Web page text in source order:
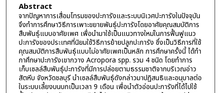
Abstract
จากปัญหาการเสื่อมโทรมของปะการังและระบบนิเวศปะการังในปัจจุบัน
จึงทำการศึกษาวิธีการเพาะขยายพันธุ์ปะการังโดยอาศัยคุณสมบัติการ
สืบพันธุ์แบบอาศัยเพศ เพื่อนำมาใช้เป็นแนวทางใหม่ในการฟื้นฟูแนว
ปะการังของประเทศที่นิยมใช้วิธีการย้ายปลูกปะการัง ซึ่งเป็นวิธีการที่ใช้
คุณสมบัติการสืบพันธุ์แบบไม่อาศัยเพศเป็นหลัก การศึกษาครั้งนี้ ได้ทำ
กาศึกษาปะการังเขากวาง Acropora spp. รวม 4 ชนิด โดยทำการ
เก็บเซลล์สืบพันธุ์ปะการังที่มีการปล่อยตามธรรมชาติจากบริเวณอ่าว
สัตหีบ จังหวัดชลบุรี นำเซลล์สืบพันธุ์ดังกล่าวมาปฏิสนธิและอนุบาลต่อ
ในระบบเลี้ยงบนบกเป็นเวลา 9 เดือน เพื่อนำตัวอ่อนปะการังที่ได้ไปใช้